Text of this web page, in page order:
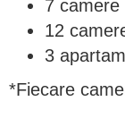
7 camere
12
3
*Fiecare